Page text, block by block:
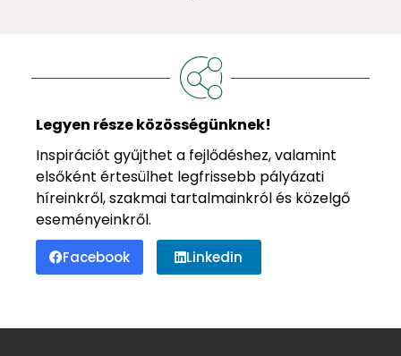
Legyen része közösségünknek!
Inspirációt gyűjthet a fejlődéshez, valamint
elsőként értesülhet legfrissebb pályázati
híreinkről, szakmai tartalmainkról és közelgő
eseményeinkről.
Facebook Linkedin